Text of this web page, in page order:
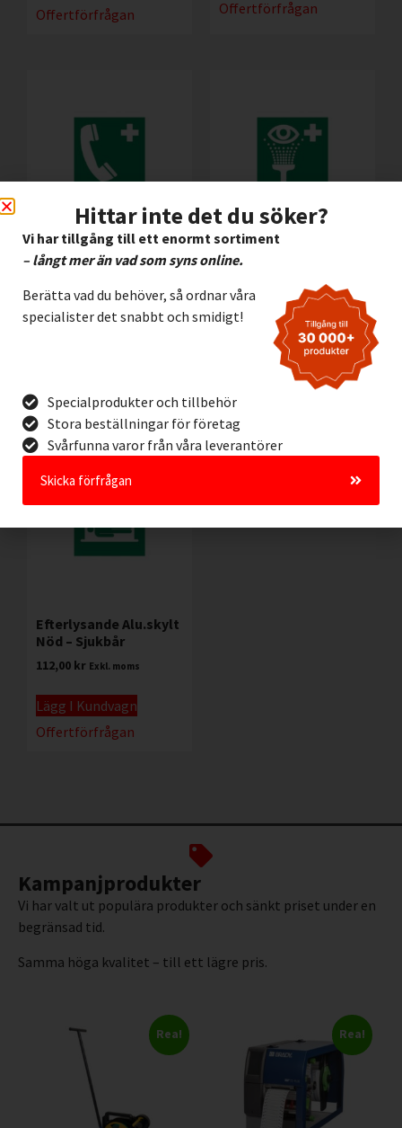
Offertförfrågan Offertförfrågan
Efterlysande
Halogenfri Skylt Nöd
– Telefon
72,00kr Exkl. moms
Efterlysande Alu.skylt
112,00 Exkl. moms
Lägg I Kundvagn
Offertförfrågan
Efterlysande Alu.skylt
Nöd – Sjukbår
112,00 kr Exkl. moms
Lägg I Kundvagn
Offertförfrågan
Kampanjprodukter
Vi har valt ut populära produkter och sänkt priset under en
begränsad tid.
Samma höga kvalitet – till ett lägre pris.
Rea! Rea!
Hittar inte det du söker?
Vi har tillgång till ett enormt sortiment
– långt mer än vad som syns online.
Berätta vad du behöver, så ordnar våra
specialister det snabbt och smidigt!
Specialprodukter och tillbehör
Stora beställningar för företag
Svårfunna varor från våra leverantörer
Skicka förfrågan